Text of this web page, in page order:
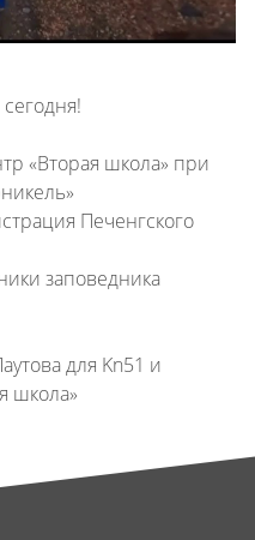
«Вторая школа» при
Печенгского
заповедника
для Kn51 и
школа»